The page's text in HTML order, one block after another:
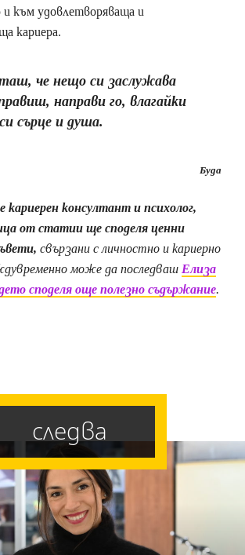
към удовлетворяваща и
кариера.
че нещо си заслужава
направи го, влагайки
сърце и душа.
Буда
e кариерен консултант и психолог,
от статии ще споделя ценни
свързани с личностно и кариерно
може да последвашЕлиза
споделя още полезно съдържание.
следва